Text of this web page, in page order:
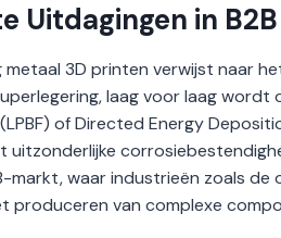
Uitdagingen in B2B
metaal 3D printen verwijst naar
laag voor laag
of Directed Energy
uitzonderlijke
markt, waar industrieën zoals
produceren van complexe